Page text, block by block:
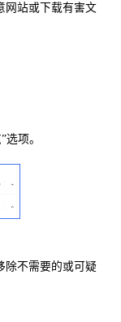
网站或下载有害文
项。
除不需要的或可疑